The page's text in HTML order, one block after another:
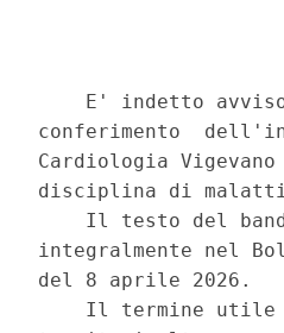
E' indetto
conferimento
Cardiologia
disciplina di
Il testo del
integralmente nel
del 8 aprile 2026.
Il termine